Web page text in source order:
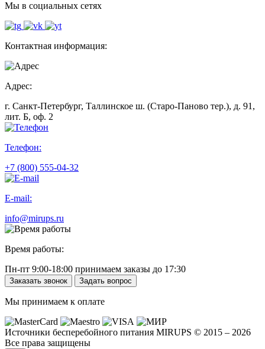
Мы в социальных сетях
Контактная информация:
Адрес:
г. Санкт-Петербург, Таллинское ш. (Старо-Паново тер.), д. 91,
лит. Б, оф. 2
Телефон:
+7 (800) 555-04-32
E-mail:
info@mirups.ru
Время работы:
Пн-пт 9:00-18:00 принимаем заказы до 17:30
Заказать звонок Задать вопрос
Мы принимаем к оплате
Источники бесперебойного питания MIRUPS © 2015 – 2026
Все права защищены